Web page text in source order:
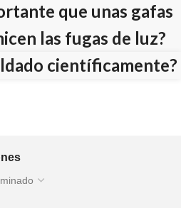
que unas gafas
las fugas de luz?
científicamente?